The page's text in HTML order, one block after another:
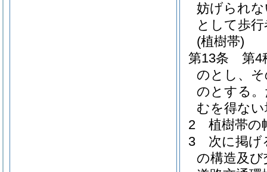
妨げられ
として歩
(植樹帯)
第13条
第4
のとし、
のとする。
むを得な
2
植樹帯の
3
次に掲げ
の構造及